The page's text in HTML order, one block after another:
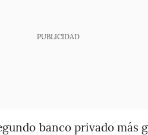
PUBLICIDAD
banco privado más